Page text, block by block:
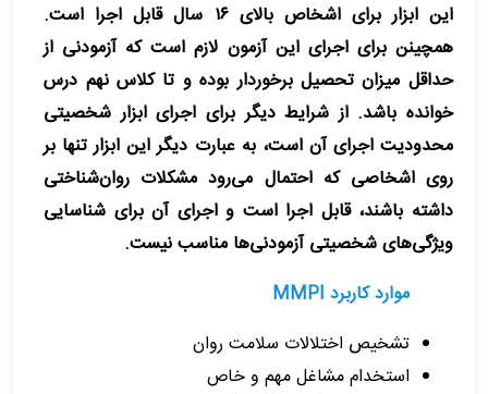
این ابزار برای اشخاص بالای ۱۶ سال قابل اجرا است.
همچینن برای اجرای این آزمون لازم است که آزمودنی از
حداقل میزان تحصیل برخوردار بوده و تا کلاس نهم درس
خوانده باشد. از شرایط دیگر برای اجرای ابزار شخصیتی
محدودیت اجرای آن است، به عبارت دیگر این ابزار تنها بر
روی اشخاصی که احتمال می‌رود مشکلات روان‌شناختی
داشته باشند، قابل اجرا است و اجرای آن برای شناسایی
ویژگی‌های شخصیتی آزمودنی‌ها مناسب نیست.
موارد کاربرد MMPI
تشخیص اختلالات سلامت روان
استخدام مشاغل مهم و خاص